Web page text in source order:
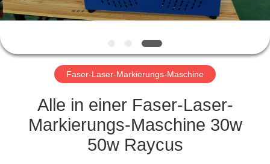
TRETEN
SIE
MIT
VERBINDUNG
Faser-Laser-Markierungs-Maschine
Alle in einer Faser-Laser-
Markierungs-Maschine 30w
50w Raycus